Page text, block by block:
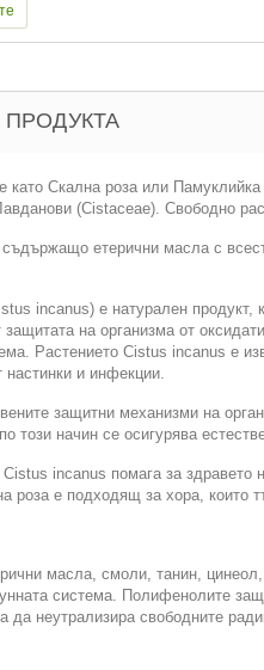
Скална роза или
(Cistaceae). Свободно
етерични масла с
incanus) е натурален
на организма от
Растението Cistus incanus е
и инфекции.
защитни механизми на
този начин се осигурява
incanus помага за здравето
роза е подходящ за хора, които
масла, смоли, танин, цинеол,
система. Полифенолите
да неутрализира свободните